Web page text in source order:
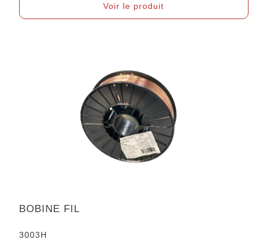
Voir le produit
BOBINE FIL
3003H